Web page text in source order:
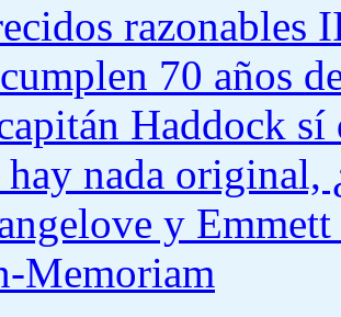
razonables
70 años
Haddock sí
nada original,
y
Memoriam